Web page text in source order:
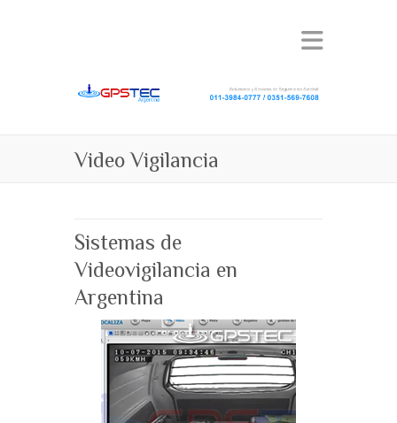
Video Vigilancia
Sistemas de
Videovigilancia en
Argentina